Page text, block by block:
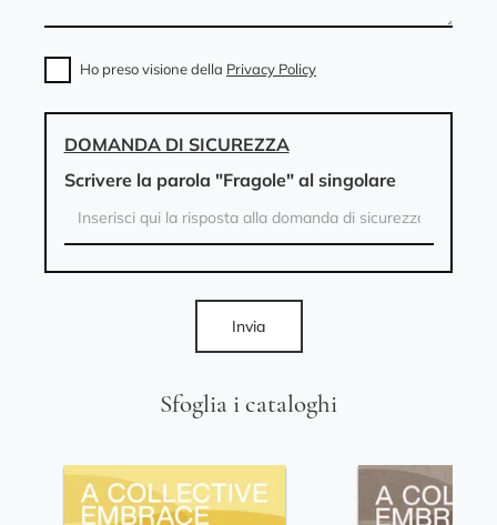
Sfoglia i cataloghi
Ho preso visione della Privacy Policy
DOMANDA DI SICUREZZA
Scrivere la parola "Fragole" al singolare
Invia